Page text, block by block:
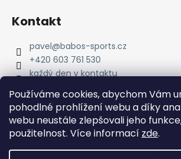
Používáme cookies, abychom Vám
pohodlné prohlížení webu a díky
webu neustále zlepšovali jeho
použitelnost. Více informací zde.
Kontakt
pavel@babos-sports.cz
+420 603 761 530
každý den v kontaktu